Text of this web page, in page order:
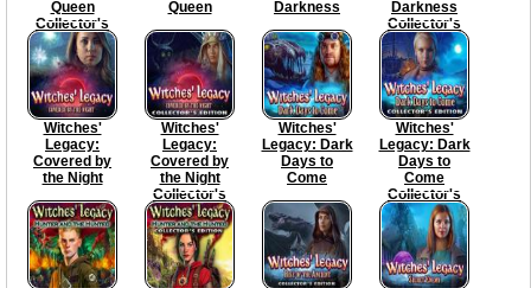
Queen
Collector's
Edition
Queen
Darkness
Darkness
Collector's
Edition
Witches'
Legacy:
Covered by
the Night
Witches'
Legacy:
Covered by
the Night
Collector's
Edition
Witches'
Legacy: Dark
Days to
Come
Witches'
Legacy: Dark
Days to
Come
Collector's
Edition